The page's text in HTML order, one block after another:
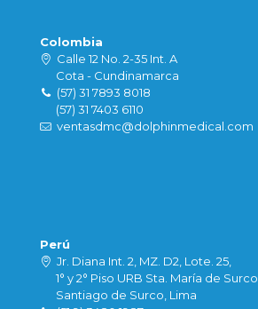
Colombia
Calle 12 No. 2-35 Int. A
Cota - Cundinamarca
(57) 31 7893 8018
(57) 31 7403 6110
ventasdmc@dolphinmedical.com
Perú
Jr. Diana Int. 2, MZ. D2, Lote. 25,
1° y 2° Piso URB Sta. María de Surco,
Santiago de Surco, Lima